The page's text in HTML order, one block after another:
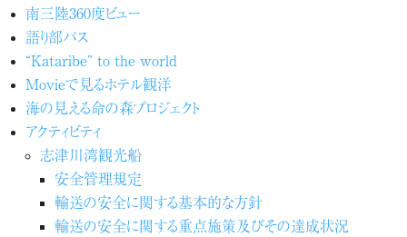
南三陸360度ビュー
語り部バス
“Kataribe” to the world
Movieで見るホテル観洋
海の見える命の森プロジェクト
アクティビティ
志津川湾観光船
安全管理規定
輸送の安全に関する基本的な方針
輸送の安全に関する重点施策及びその達成状況